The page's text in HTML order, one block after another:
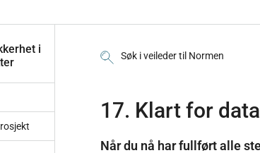
i
Søk i veileder til Normen
17. Klart for
Når du nå har fullført alle